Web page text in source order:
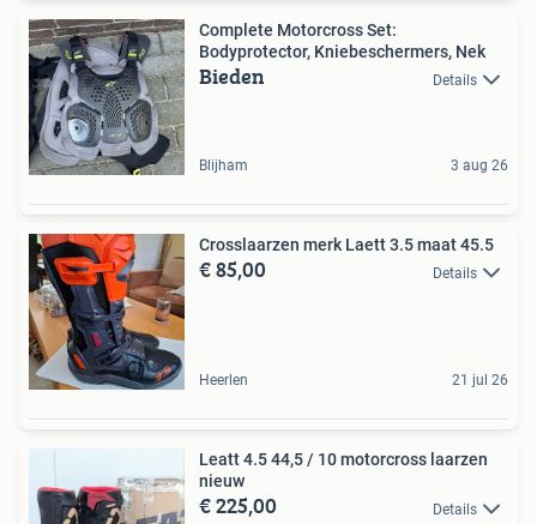
Complete Motorcross Set:
Bodyprotector, Kniebeschermers, Nek
Bieden Details
Blijham 3 aug 26
Crosslaarzen merk Laett 3.5 maat 45.5
€ 85,00 Details
Heerlen 21 jul 26
Leatt 4.5 44,5 / 10 motorcross laarzen
nieuw
€ 225,00 Details